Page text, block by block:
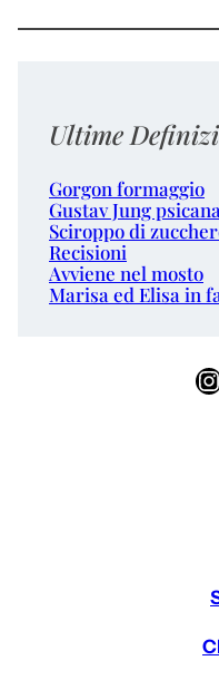
Ultime
Gorgon formaggio
Gustav Jung
Sciroppo di
Recisioni
Avviene nel mosto
Marisa ed Elisa in
Instagram